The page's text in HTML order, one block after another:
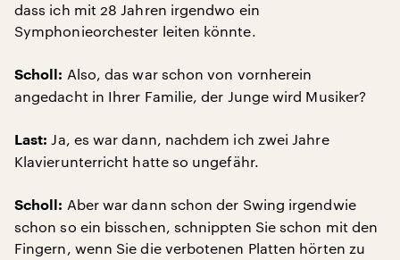
dass ich mit 28 Jahren irgendwo ein
Symphonieorchester leiten könnte.
Scholl: Also, das war schon von vornherein
angedacht in Ihrer Familie, der Junge wird Musiker?
Last: Ja, es war dann, nachdem ich zwei Jahre
Klavierunterricht hatte so ungefähr.
Scholl: Aber war dann schon der Swing irgendwie
schon so ein bisschen, schnippten Sie schon mit den
Fingern, wenn Sie die verbotenen Platten hörten zu